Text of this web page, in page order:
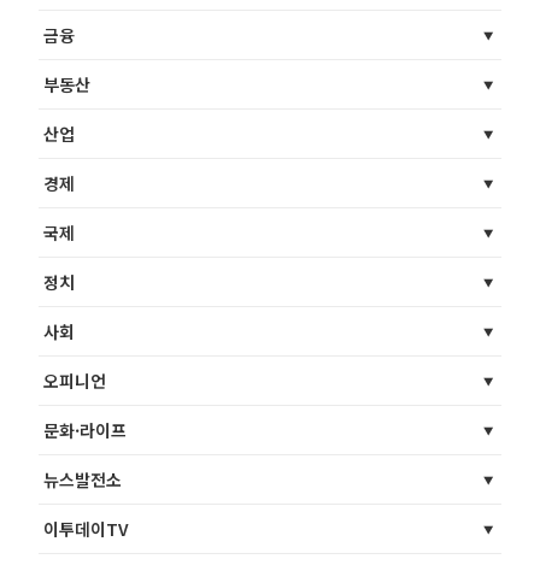
금융
부동산
산업
경제
국제
정치
사회
오피니언
문화·라이프
뉴스발전소
이투데이TV